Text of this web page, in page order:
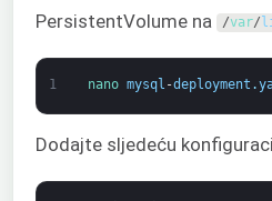
PersistentVolume na
/var/
1 nano mysql -deployment .
Dodajte sljedeću